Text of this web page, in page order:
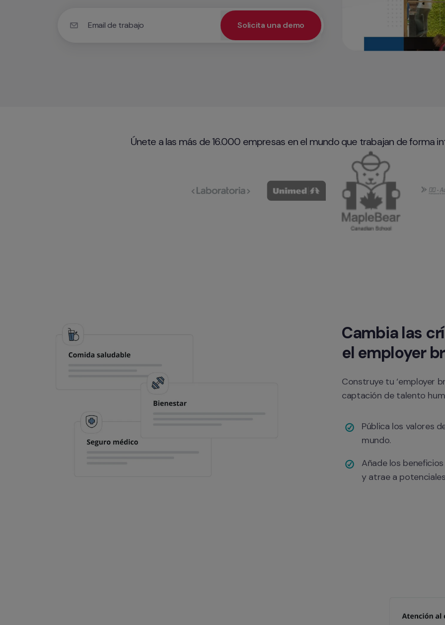
Email de trabajo Solicita una demo
Utiliza tu correo electrónico corporativo para tener acceso prioritario a la demo y recibe un servicio
Únete a las más de 16.000 empresas en el mundo que trabajan de forma
Cambia las
el employer
Construye tu ‘employer
captación de talento
Pública los valores
mundo.
Añade los
y atrae a